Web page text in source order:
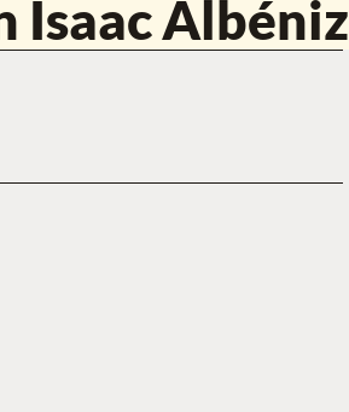
Isaac Albéniz